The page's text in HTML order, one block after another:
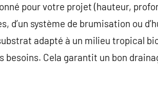
pour votre projet (hauteur,
d’un système de brumisation ou
adapté à un milieu tropical
Cela garantit un bon